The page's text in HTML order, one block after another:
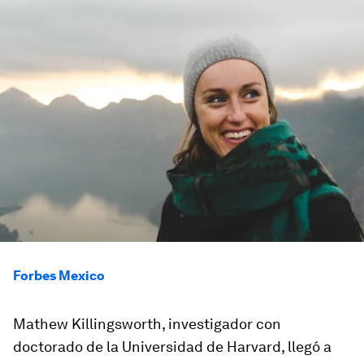
Forbes Mexico
Mathew Killingsworth, investigador con
doctorado de la Universidad de Harvard, llegó a